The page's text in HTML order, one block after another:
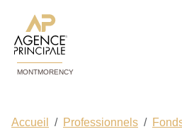
MONTMORENCY
Accueil Professionnels